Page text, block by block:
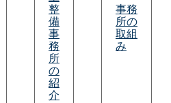
整
備
事
務
所
の
紹
介
事務
所の
取組
み